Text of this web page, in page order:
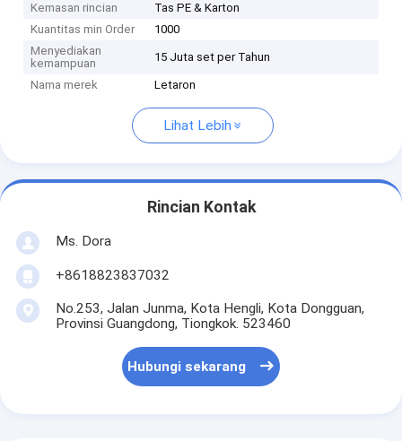
Kemasan rincian
Tas PE & Karton
Kuantitas min Order
1000
Menyediakan
kemampuan
15 Juta set per Tahun
Nama merek Letaron
Lihat Lebih
Rincian Kontak
Ms. Dora
+8618823837032
No.253, Jalan Junma, Kota Hengli, Kota Dongguan,
Provinsi Guangdong, Tiongkok. 523460
Hubungi sekarang